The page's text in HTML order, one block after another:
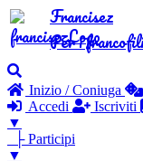
Francisez
Per i francofili
Inizio / Coniuga
Accedi
Iscriviti
▼
├ Participi
▼